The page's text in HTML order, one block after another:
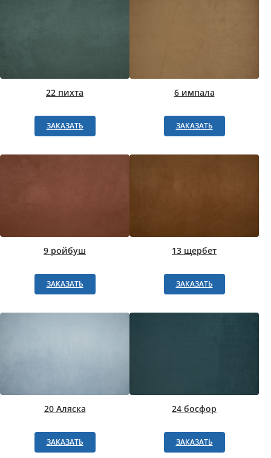
22 пихта
ЗАКАЗАТЬ
6 импала
ЗАКАЗАТЬ
9 ройбуш
ЗАКАЗАТЬ
13 щербет
ЗАКАЗАТЬ
20 Аляска
ЗАКАЗАТЬ
24 босфор
ЗАКАЗАТЬ